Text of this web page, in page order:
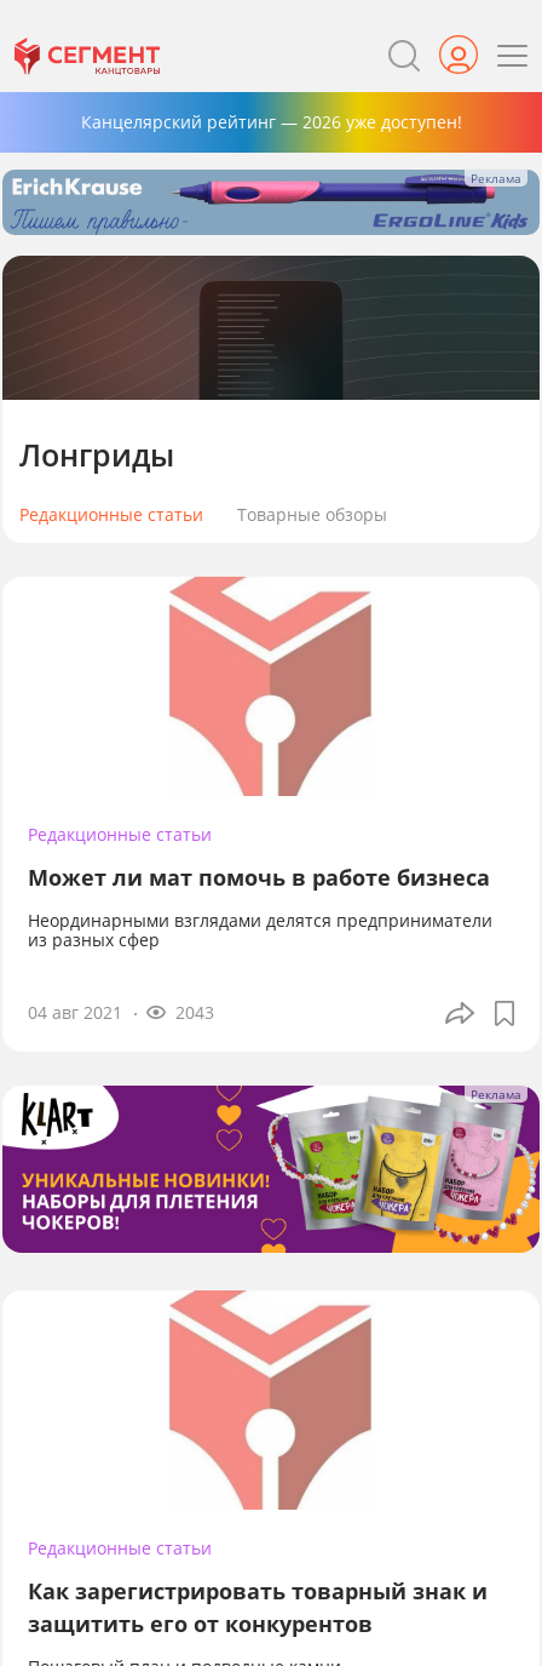
Канцелярский рейтинг — 2026 уже доступен!
Лонгриды
Редакционные статьи Товарные обзоры
Редакционные статьи
Может ли мат помочь в работе бизнеса
Неординарными взглядами делятся предприниматели
из разных сфер
04 авг 2021 2043
Редакционные статьи
Как зарегистрировать товарный знак и
защитить его от конкурентов